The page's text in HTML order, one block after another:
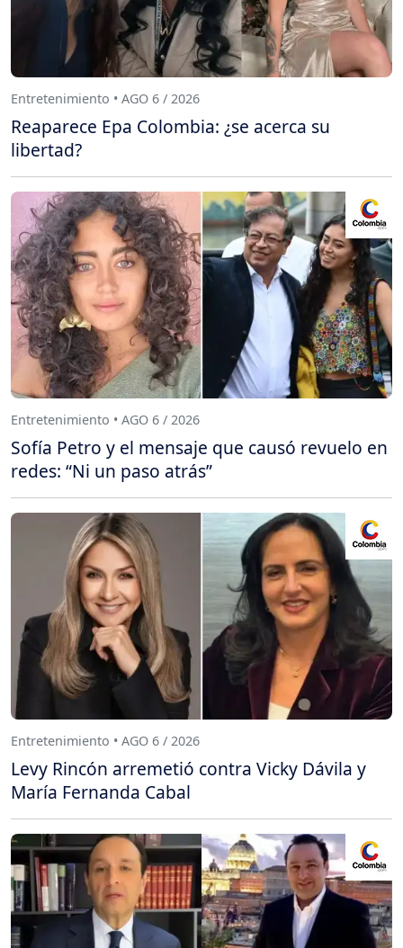
Entretenimiento • AGO 6 / 2026
Reaparece Epa Colombia: ¿se acerca su
libertad?
Entretenimiento • AGO 6 / 2026
Sofía Petro y el mensaje que causó revuelo en
redes: “Ni un paso atrás”
Entretenimiento • AGO 6 / 2026
Levy Rincón arremetió contra Vicky Dávila y
María Fernanda Cabal